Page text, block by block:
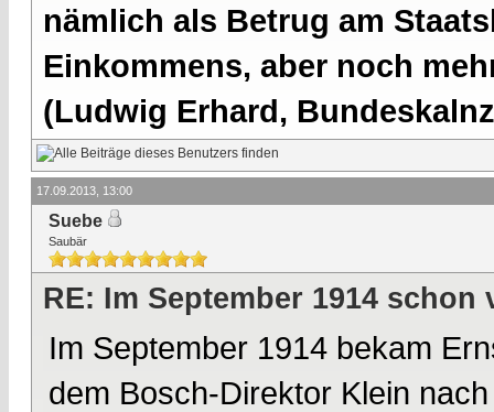
nämlich als Betrug am
Einkommens, aber noch
(Ludwig Erhard,
17.09.2013, 13:00
Suebe
Saubär
RE: Im September 1914 schon
Im September 1914 bekam
dem Bosch-Direktor Klein